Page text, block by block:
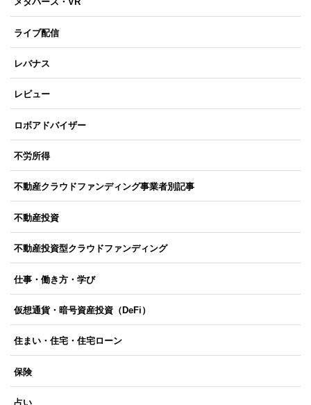
ライブ配信
レバナス
レビュー
ロボアドバイザー
不労所得
不動産クラウドファンディング事業者別記事
不動産投資
不動産投資型クラウドファンディング
仕事・働き方・学び
仮想通貨・暗号資産投資（DeFi）
住まい・住宅・住宅ローン
保険
占い